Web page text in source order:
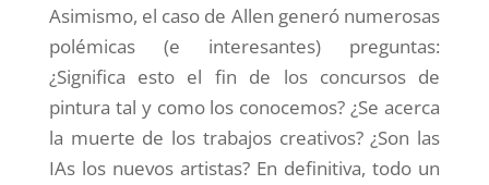
Asimismo, el caso de Allen generó numerosas
polémicas (e interesantes) preguntas:
¿Significa esto el fin de los concursos de
pintura tal y como los conocemos? ¿Se acerca
la muerte de los trabajos creativos? ¿Son las
IAs los nuevos artistas? En definitiva, todo un